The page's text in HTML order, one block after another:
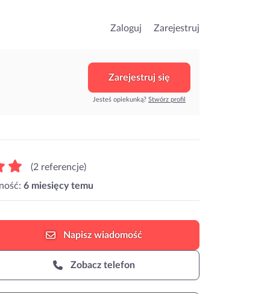
Zaloguj Zarejestruj
Zarejestruj się
Jesteś opiekunką? Stwórz profil
(2 referencje)
6 miesięcy temu
Napisz wiadomość
Zobacz telefon